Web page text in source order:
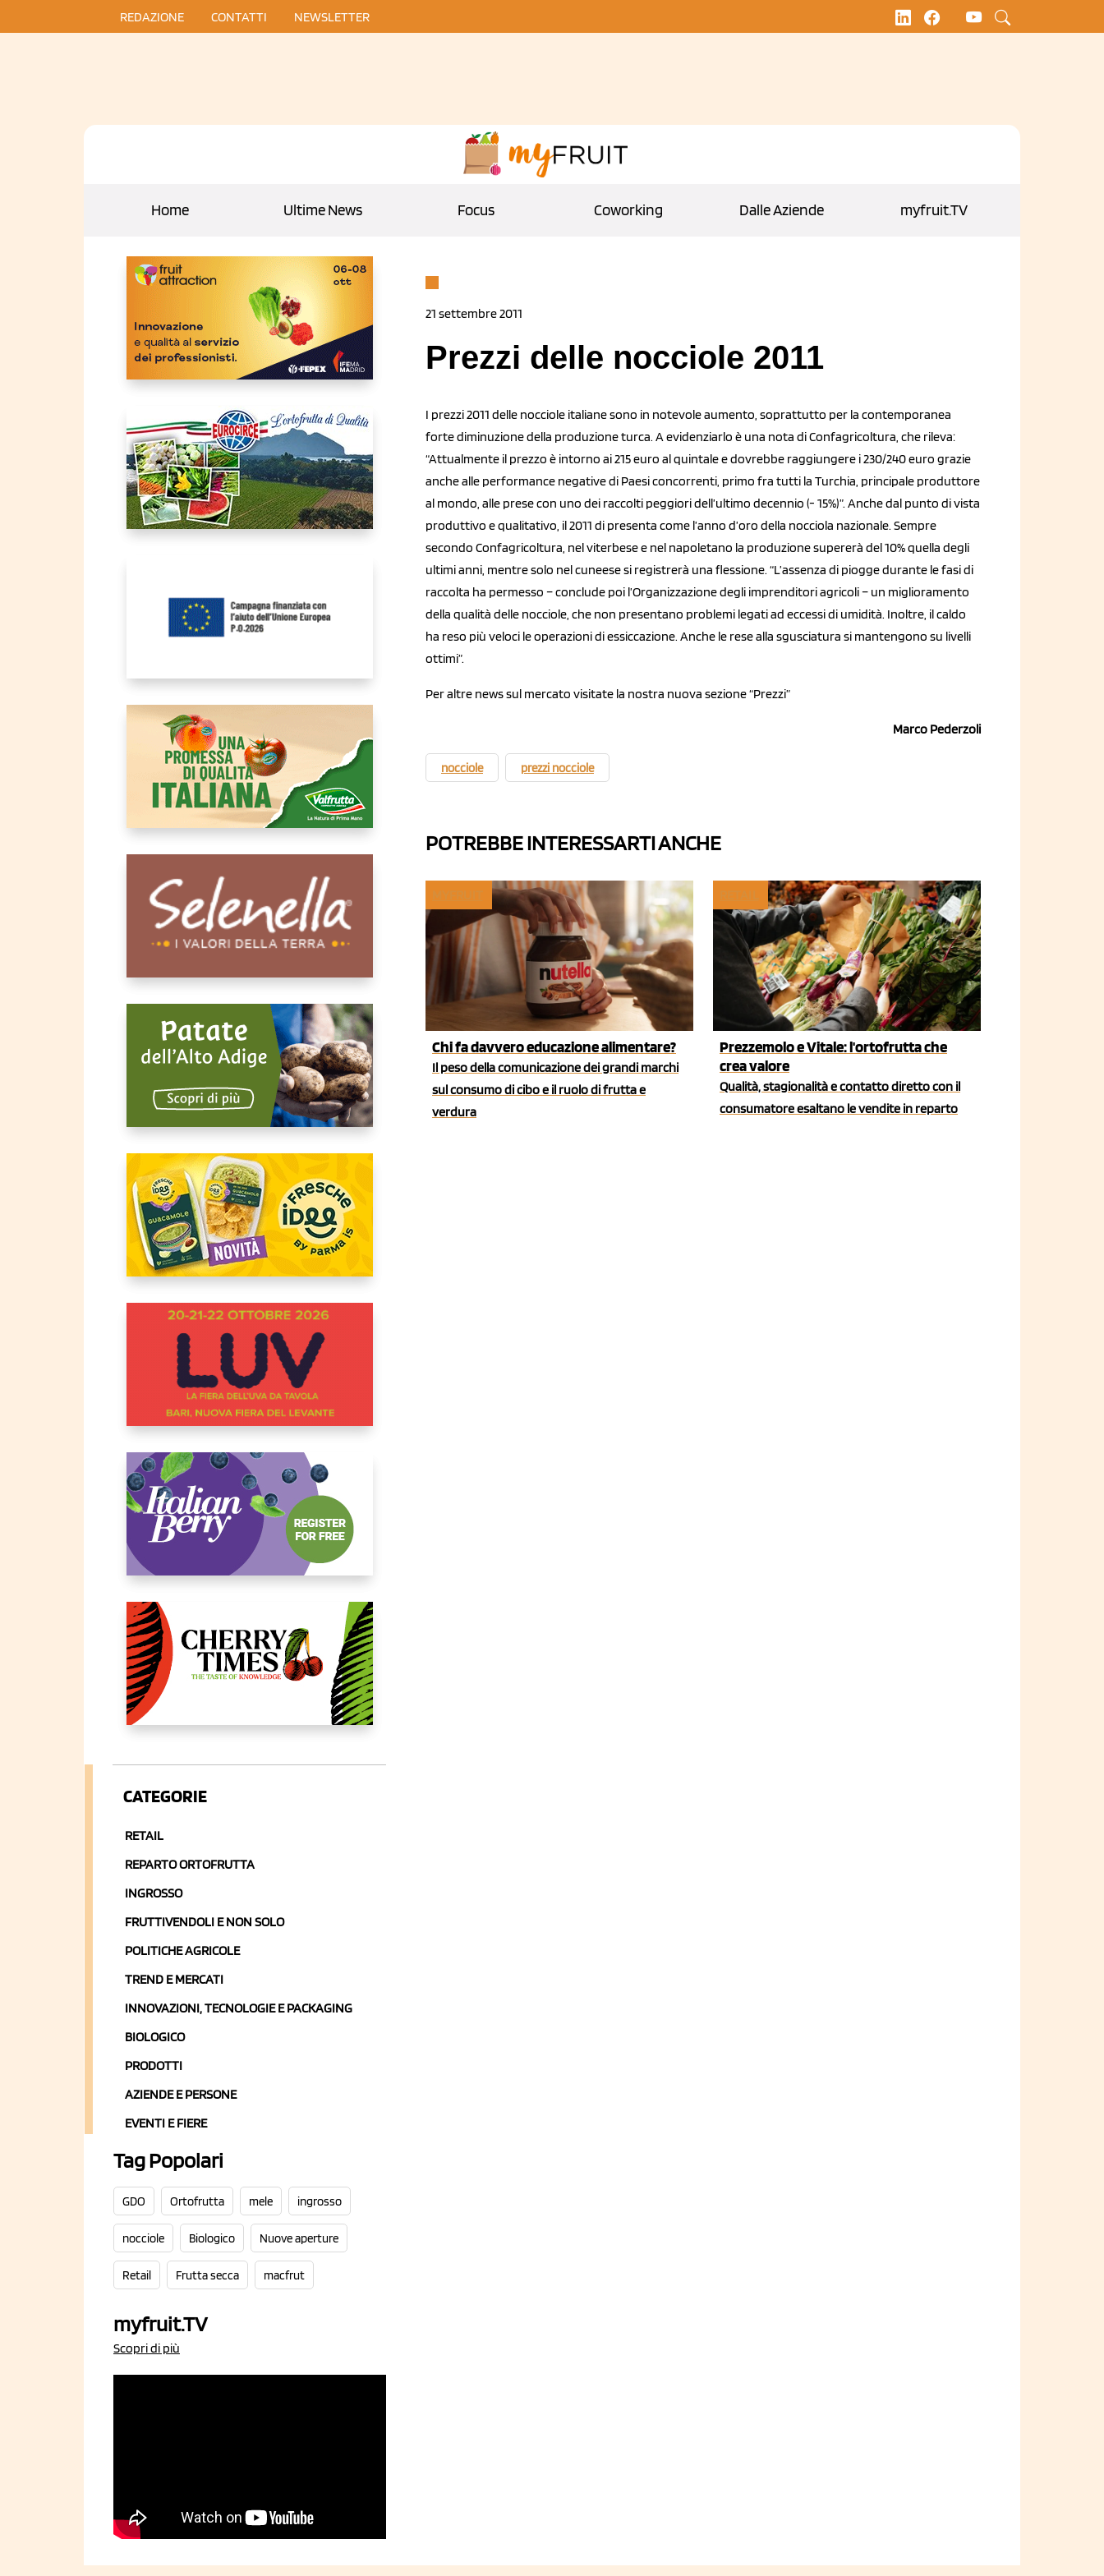
REDAZIONE CONTATTI NEWSLETTER
Home Ultime News Focus Coworking Dalle Aziende myfruit.TV
CATEGORIE
RETAIL
REPARTO ORTOFRUTTA
INGROSSO
FRUTTIVENDOLI E NON SOLO
POLITICHE AGRICOLE
TREND E MERCATI
INNOVAZIONI, TECNOLOGIE E PACKAGING
BIOLOGICO
PRODOTTI
AZIENDE E PERSONE
EVENTI E FIERE
Tag Popolari
GDO Ortofrutta mele ingrosso
nocciole Biologico Nuove aperture
Retail Frutta secca macfrut
myfruit.TV
Scopri di più
21 settembre 2011
Prezzi delle nocciole 2011
I prezzi 2011 delle nocciole italiane sono in notevole aumento, soprattutto per la contemporanea
forte diminuzione della produzione turca. A evidenziarlo è una nota di Confagricoltura, che rileva:
“Attualmente il prezzo è intorno ai 215 euro al quintale e dovrebbe raggiungere i 230/240 euro grazie
anche alle performance negative di Paesi concorrenti, primo fra tutti la Turchia, principale produttore
al mondo, alle prese con uno dei raccolti peggiori dell’ultimo decennio (- 15%)”. Anche dal punto di vista
produttivo e qualitativo, il 2011 di presenta come l’anno d’oro della nocciola nazionale. Sempre
secondo Confagricoltura, nel viterbese e nel napoletano la produzione supererà del 10% quella degli
ultimi anni, mentre solo nel cuneese si registrerà una flessione. “L’assenza di piogge durante le fasi di
raccolta ha permesso – conclude poi l’Organizzazione degli imprenditori agricoli – un miglioramento
della qualità delle nocciole, che non presentano problemi legati ad eccessi di umidità. Inoltre, il caldo
ha reso più veloci le operazioni di essiccazione. Anche le rese alla sgusciatura si mantengono su livelli
ottimi”.
Per altre news sul mercato visitate la nostra nuova sezione “Prezzi”
Marco Pederzoli
nocciole prezzi nocciole
POTREBBE INTERESSARTI ANCHE
Chi fa davvero educazione alimentare?
Il peso della comunicazione dei grandi marchi
sul consumo di cibo e il ruolo di frutta e
verdura
Prezzemolo e Vitale: l'ortofrutta che
crea valore
Qualità, stagionalità e contatto diretto con il
consumatore esaltano le vendite in reparto